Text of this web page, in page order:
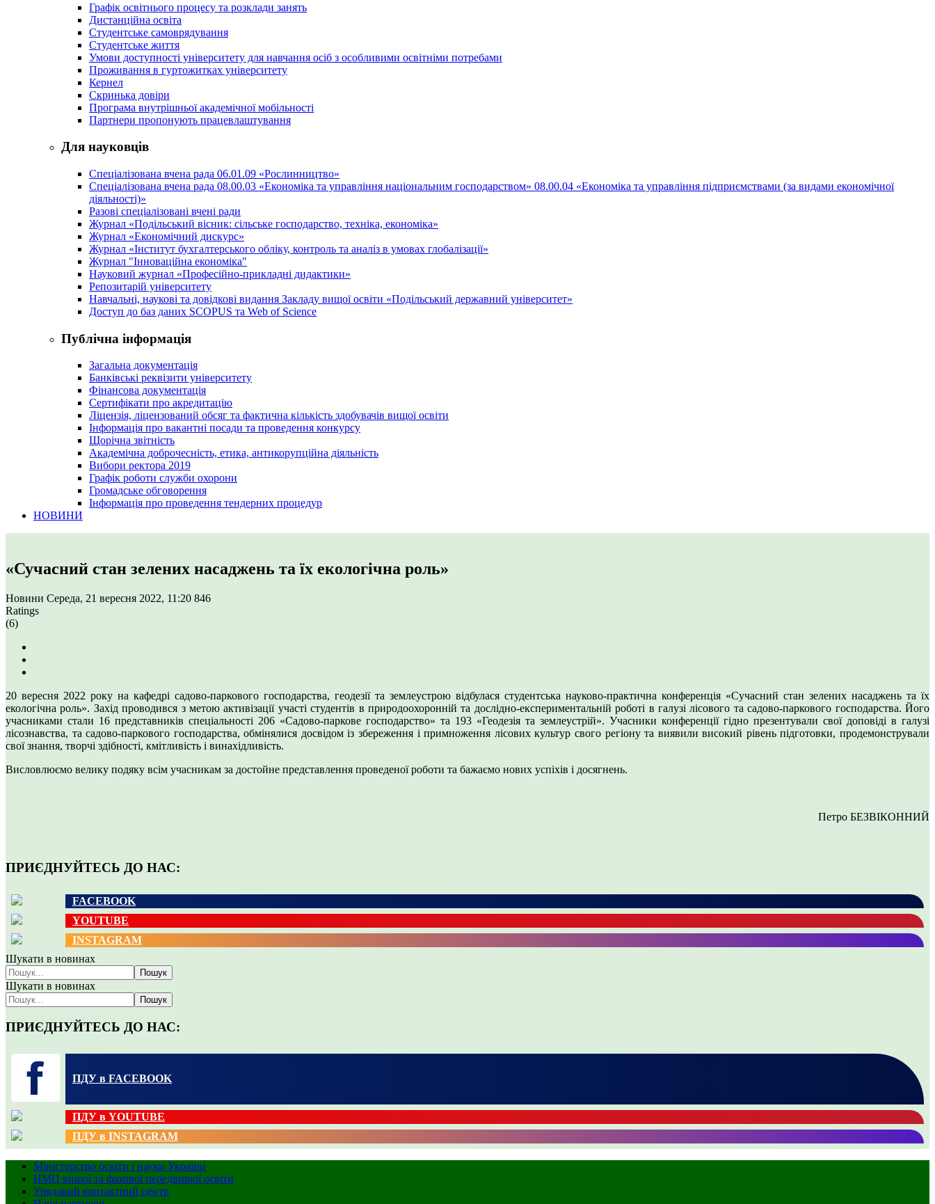
Графік освітнього процесу та розклади занять
Дистанційна освіта
Студентське самоврядування
Студентське життя
Умови доступності університету для навчання осіб з особливими освітніми потребами
Проживання в гуртожитках університету
Кернел
Скринька довіри
Програма внутрішньої академічної мобільності
Партнери пропонують працевлаштування
Для науковців
Спеціалізована вчена рада 06.01.09 «Рослинництво»
Спеціалізована вчена рада 08.00.03 «Економіка та управління національним господарством» 08.00.04 «Економіка та управління підприємствами (за видами економічної
діяльності)»
Разові спеціалізовані вчені ради
Журнал «Подільський вісник: сільське господарство, техніка, економіка»
Журнал «Економічний дискурс»
Журнал «Інститут бухгалтерського обліку, контроль та аналіз в умовах глобалізації»
Журнал "Інноваційна економіка"
Науковий журнал «Професійно-прикладні дидактики»
Репозитарій університету
Навчальні, наукові та довідкові видання Закладу вищої освіти «Подільський державний університет»
Доступ до баз даних SCOPUS та Web of Science
Публічна інформація
Загальна документація
Банківські реквізити університету
Фінансова документація
Сертифікати про акредитацію
Ліцензія, ліцензований обсяг та фактична кількість здобувачів вищої освіти
Інформація про вакантні посади та проведення конкурсу
Щорічна звітність
Академічна доброчесність, етика, антикорупційна діяльність
Вибори ректора 2019
Графік роботи служби охорони
Громадське обговорення
Інформація про проведення тендерних процедур
НОВИНИ
«Сучасний стан зелених насаджень та їх екологічна роль»
Новини Середа, 21 вересня 2022, 11:20 846
Ratings
(6)
20 вересня 2022 року на кафедрі садово-паркового господарства, геодезії та землеустрою відбулася студентська науково-практична конференція «Сучасний стан зелених насаджень та їх
екологічна роль». Захід проводився з метою активізації участі студентів в природоохоронній та дослідно-експериментальній роботі в галузі лісового та садово-паркового господарства. Його
учасниками стали 16 представників спеціальності 206 «Садово-паркове господарство» та 193 «Геодезія та землеустрій». Учасники конференції гідно презентували свої доповіді в галузі
лісознавства, та садово-паркового господарства, обмінялися досвідом із збереження і примноження лісових культур свого регіону та виявили високий рівень підготовки, продемонстрували
свої знання, творчі здібності, кмітливість і винахідливість.
Висловлюємо велику подяку всім учасникам за достойне представлення проведеної роботи та бажаємо нових успіхів і досягнень.
Петро БЕЗВІКОННИЙ
ПРИЄДНУЙТЕСЬ ДО НАС:
FACEBOOK
YOUTUBE
INSTAGRAM
Шукати в новинах
Пошук
Шукати в новинах
Пошук
ПРИЄДНУЙТЕСЬ ДО НАС:
ПДУ в FACEBOOK
ПДУ в YOUTUBE
ПДУ в INSTAGRAM
Міністерство освіти і науки України
НМЦ вищої та фахової передвищої освіти
Урядовий контактний центр